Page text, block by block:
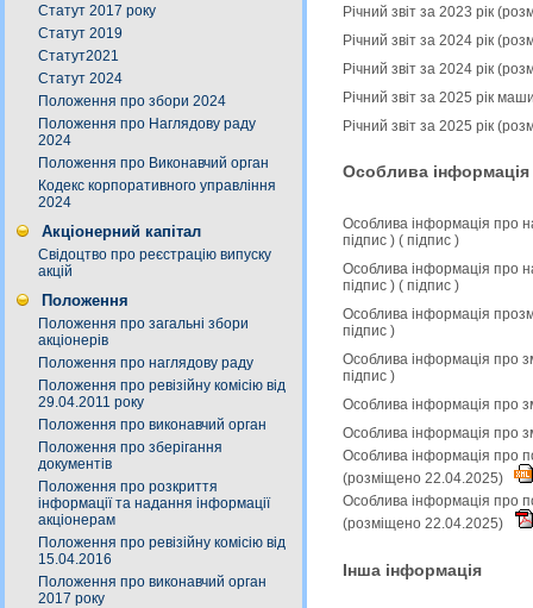
Статут 2017 року
Статут 2019
Статут2021
Статут 2024
Положення про збори 2024
Положення про Наглядову раду
2024
Положення про Виконавчий орган
Кодекс корпоративного управління
2024
Акціонерний капітал
Свідоцтво про реєстрацію випуску
акцій
Положення
Положення про загальні збори
акціонерів
Положення про наглядову раду
Положення про ревізійну комісію від
29.04.2011 року
Положення про виконавчий орган
Положення про зберігання
документів
Положення про розкриття
інформації та надання інформації
акціонерам
Положення про ревізійну комісію від
15.04.2016
Положення про виконавчий орган
2017 року
Річний звіт за 2023 рік
Річний звіт за 2024 рік
Річний звіт за 2024 рік
Річний звіт за 2025 рік
Річний звіт за 2025 рік
Особлива інформація
Особлива інформація про
підпис ) ( підпис )
Особлива інформація про
підпис ) ( підпис )
Особлива інформація
підпис )
Особлива інформація про
підпис )
Особлива інформація про
Особлива інформація про
Особлива інформація про
(розміщено 22.04.2025)
Особлива інформація про
(розміщено 22.04.2025)
Інша інформація